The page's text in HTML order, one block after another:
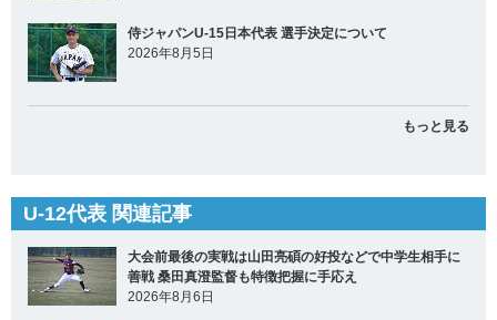
侍ジャパンU-15日本代表 選手決定について
2026年8月5日
もっと見る
U-12代表 関連記事
大会前最後の実戦は山田亮碩の好投などで中学生相手に
善戦 桑田真澄監督も特徴把握に手応え
2026年8月6日